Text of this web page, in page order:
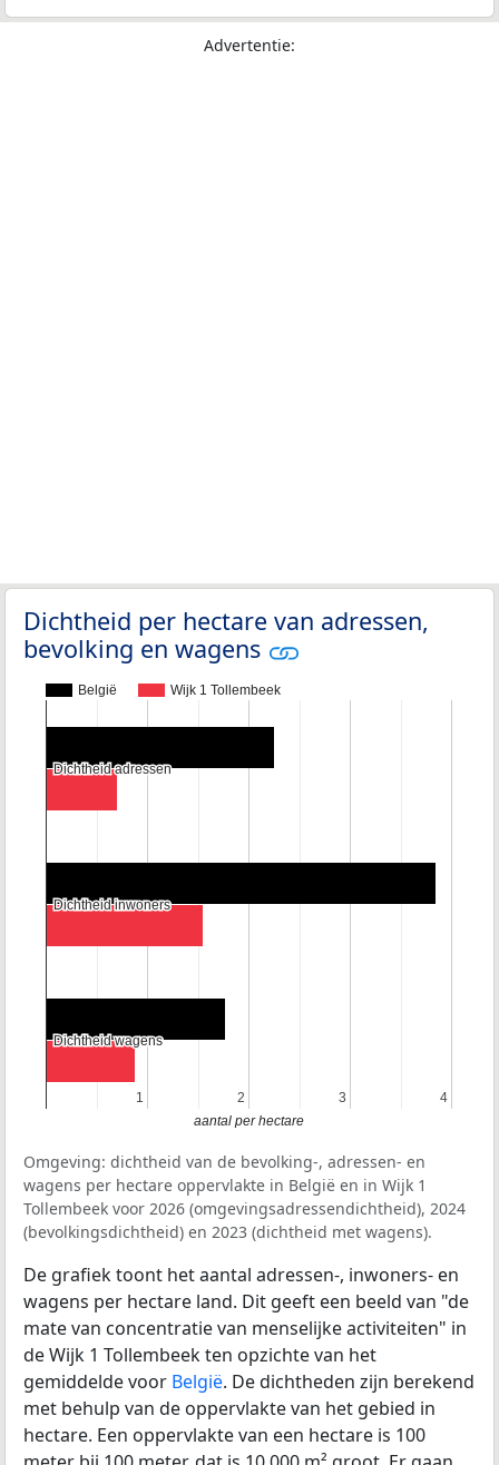
Advertentie:
Dichtheid per hectare van adressen,
bevolking en wagens
België Wijk 1 Tollembeek
1
1 2
2 3
3 4
4
Dichtheid adressen
Dichtheid adressen
Dichtheid inwoners
Dichtheid inwoners
Dichtheid wagens
Dichtheid wagens
aantal per hectare
Omgeving: dichtheid van de bevolking-, adressen- en
wagens per hectare oppervlakte in België en in Wijk 1
Tollembeek voor 2026 (omgevingsadressendichtheid), 2024
(bevolkingsdichtheid) en 2023 (dichtheid met wagens).
De grafiek toont het aantal adressen-, inwoners- en
wagens per hectare land. Dit geeft een beeld van "de
mate van concentratie van menselijke activiteiten" in
de Wijk 1 Tollembeek ten opzichte van het
gemiddelde voor België. De dichtheden zijn berekend
met behulp van de oppervlakte van het gebied in
hectare. Een oppervlakte van een hectare is 100